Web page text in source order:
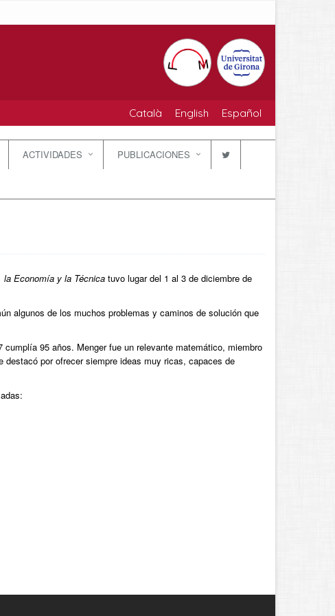
Català English Español
ACTIVIDADES PUBLICACIONES
Economía y la Técnicatuvo lugar del 1 al 3 de diciembre de
algunos de los muchos problemas y caminos de solución que
95 años. Menger fue un relevante matemático, miembro
por ofrecer siempre ideas muy ricas, capaces de